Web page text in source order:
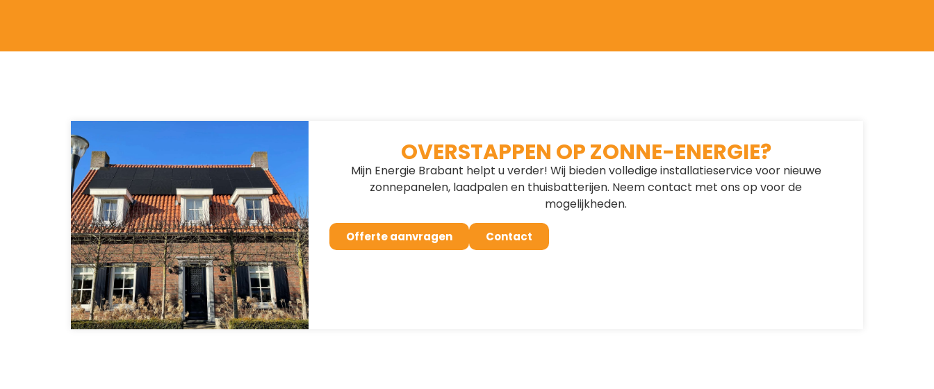
OVERSTAPPEN OP ZONNE-ENERGIE?
Mijn Energie Brabant helpt u verder! Wij bieden volledige installatieservice voor nieuwe
zonnepanelen, laadpalen en thuisbatterijen. Neem contact met ons op voor de
mogelijkheden.
Offerte aanvragen Contact